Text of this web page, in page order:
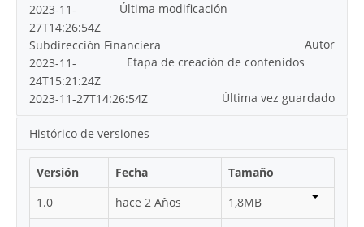
Última modificación
2023-11-
27T14:26:54Z
Autor
Subdirección Financiera
Etapa de creación de contenidos
2023-11-
24T15:21:24Z
Última vez guardado
2023-11-27T14:26:54Z
Histórico de versiones
Versión Fecha
Tamaño
1.0
hace 2 Años 1,8MB